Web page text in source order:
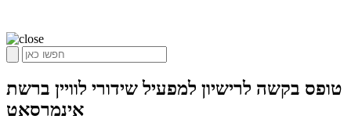
טופס בקשה לרישיון למפעיל שידורי לוויין ברשת
אינמרסאט